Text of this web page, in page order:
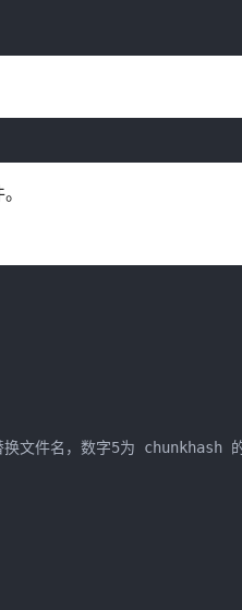
件名，数字5为 chunkhash 的